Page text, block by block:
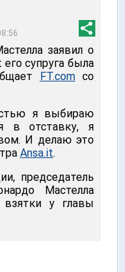
заявил о
супруга была
FT.comсо
я выбираю
в отставку, я
И делаю это
Ansa.it.
председатель
Мастелла
у главы